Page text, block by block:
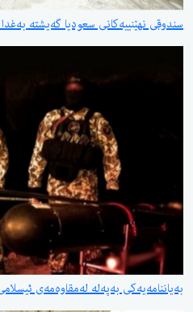
سندوقی نهێنییەكانی سعودیا گەیشتە
بەیاننامەیەكی بەپەلە لەمقاوەمەی